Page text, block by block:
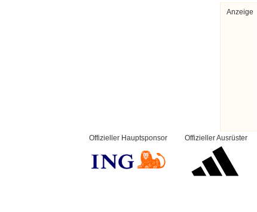
Anzeige
Offizieller Ausrüster
Offizieller Hauptsponsor